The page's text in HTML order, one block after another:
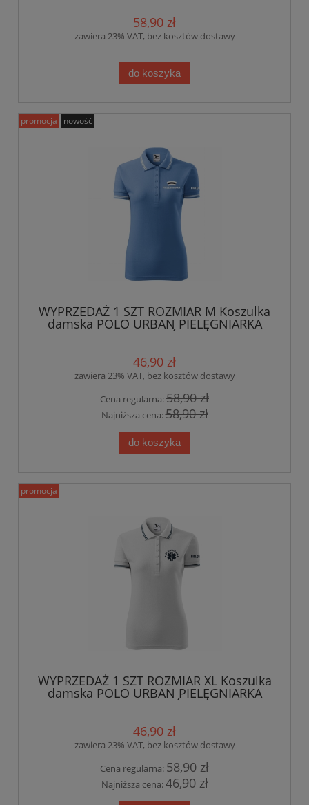
58,90 zł
zawiera 23% VAT, bez kosztów dostawy
do koszyka
WYPRZEDAŻ 1 SZT ROZMIAR M Koszulka
damska POLO URBAN PIELĘGNIARKA
CZEPEK nadruk PRZÓD I RĘKAWEK
46,90 zł
zawiera 23% VAT, bez kosztów dostawy
Cena regularna:58,90 zł
Najniższa cena:58,90 zł
do koszyka
promocja nowość
WYPRZEDAŻ 1 SZT ROZMIAR XL Koszulka
damska POLO URBAN PIELĘGNIARKA
ESKULAP nadruk PRZÓD I RĘKAWEK
46,90 zł
zawiera 23% VAT, bez kosztów dostawy
Cena regularna:58,90 zł
Najniższa cena:46,90 zł
promocja